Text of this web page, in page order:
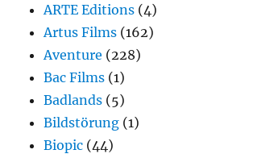
ARTE Editions (4)
Artus Films (162)
Aventure (228)
Bac Films (1)
Badlands (5)
Bildstörung (1)
Biopic (44)